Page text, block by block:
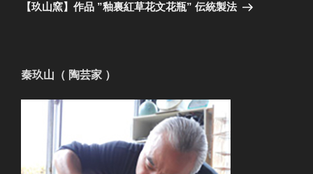
ン
の
【玖山窯】作品 ”釉裏紅草花文花瓶” 伝統製法
秦玖山（ 陶芸家 ）